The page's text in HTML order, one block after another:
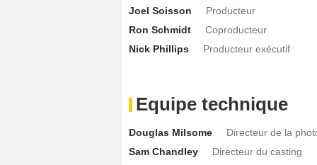
Joel Soisson
Producteur
Ron Schmidt
Coproducteur
Nick Phillips
Producteur exécutif
Equipe technique
Douglas Milsome
Directeur de la
Sam Chandley
Directeur du casting